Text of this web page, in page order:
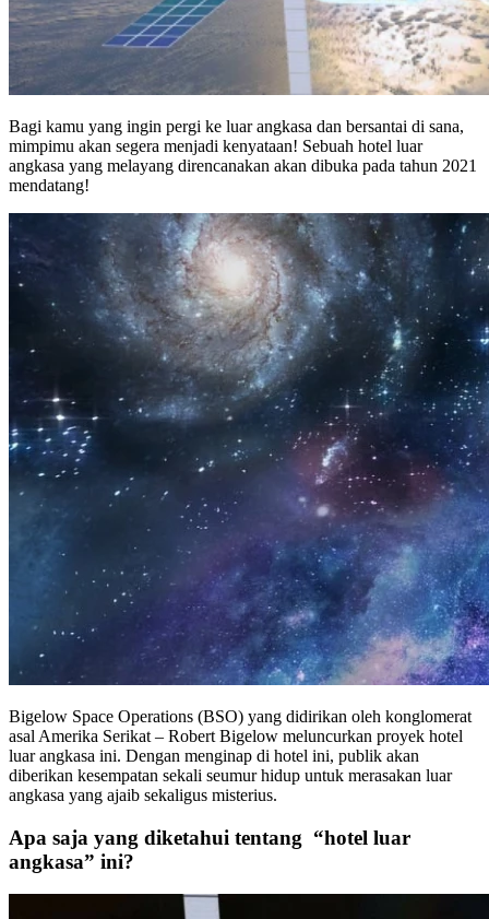
Bagi kamu yang ingin pergi ke luar angkasa dan bersantai di sana,
mimpimu akan segera menjadi kenyataan! Sebuah hotel luar
angkasa yang melayang direncanakan akan dibuka pada tahun 2021
mendatang!
Bigelow Space Operations (BSO) yang didirikan oleh konglomerat
asal Amerika Serikat – Robert Bigelow meluncurkan proyek hotel
luar angkasa ini. Dengan menginap di hotel ini, publik akan
diberikan kesempatan sekali seumur hidup untuk merasakan luar
angkasa yang ajaib sekaligus misterius.
Apa saja yang diketahui tentang “hotel luar
angkasa” ini?